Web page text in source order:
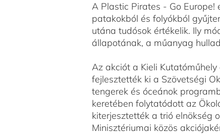
A Plastic Pirates - Go
patakokból és folyókból
utána tudósok értékelik. Ily
állapotának, a műanyag
Az akciót a Kieli
fejlesztették ki a Szövetségi
tengerek és óceánok
keretében folytatódott az
kiterjesztették a trió elnökség
Minisztériumai közös